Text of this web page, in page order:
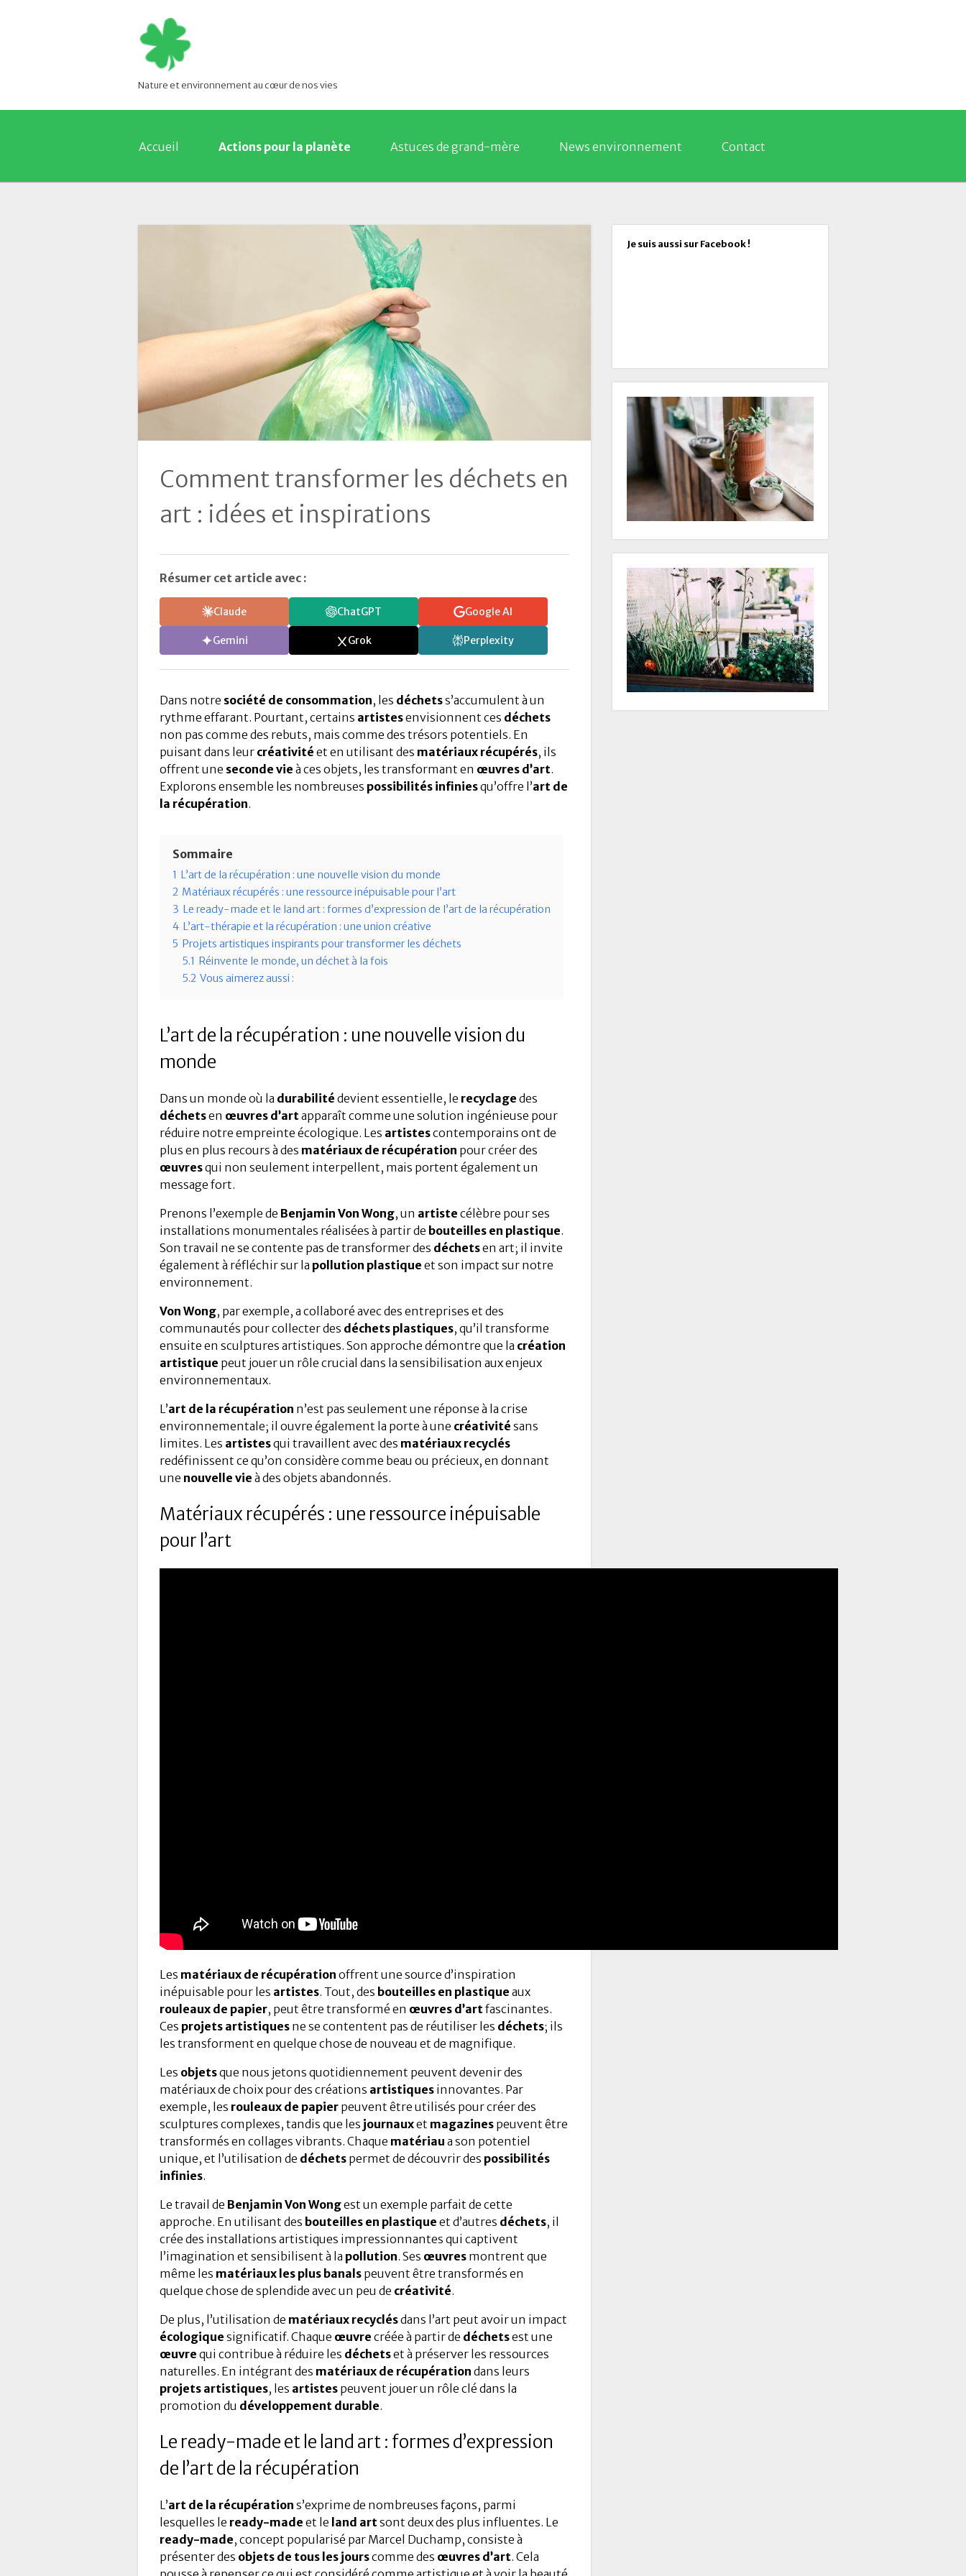
Nature et environnement au cœur de nos vies
Accueil Actions pour la planète Astuces de grand-mère News environnement Contact
Comment transformer les déchets en
art : idées et inspirations
Résumer cet article avec :
Claude ChatGPT Google AI
Gemini Grok Perplexity
Dans notre société de consommation, les déchetss’accumulent à un
rythme effarant. Pourtant, certains artistesenvisionnent ces déchets
non pas comme des rebuts, mais comme des trésors potentiels. En
puisant dans leur créativité et en utilisant des matériaux récupérés, ils
offrent une seconde vie à ces objets, les transformant en œuvres d’art.
Explorons ensemble les nombreuses possibilités infiniesqu’offre l’art de
la récupération.
Sommaire
1 L’art de la récupération : une nouvelle vision du monde
2 Matériaux récupérés : une ressource inépuisable pour l’art
3 Le ready-made et le land art : formes d’expression de l’art de la récupération
4 L’art-thérapie et la récupération : une union créative
5 Projets artistiques inspirants pour transformer les déchets
5.1 Réinvente le monde, un déchet à la fois
5.2 Vous aimerez aussi :
L’art de la récupération : une nouvelle vision du
monde
Dans un monde où la durabilité devient essentielle, le recyclage des
déchetsen œuvres d’artapparaît comme une solution ingénieuse pour
réduire notre empreinte écologique. Les artistescontemporains ont de
plus en plus recours à des matériaux de récupération pour créer des
œuvresqui non seulement interpellent, mais portent également un
message fort.
Prenons l’exemple de Benjamin Von Wong, un artiste célèbre pour ses
installations monumentales réalisées à partir de bouteilles en plastique.
Son travail ne se contente pas de transformer des déchetsen art; il invite
également à réfléchir sur la pollution plastique et son impact sur notre
environnement.
Von Wong, par exemple, a collaboré avec des entreprises et des
communautés pour collecter des déchets plastiques, qu’il transforme
ensuite en sculptures artistiques. Son approche démontre que la création
artistique peut jouer un rôle crucial dans la sensibilisation aux enjeux
environnementaux.
L’art de la récupération n’est pas seulement une réponse à la crise
environnementale; il ouvre également la porte à une créativité sans
limites. Les artistesqui travaillent avec des matériaux recyclés
redéfinissent ce qu’on considère comme beau ou précieux, en donnant
une nouvelle vie à des objets abandonnés.
Matériaux récupérés : une ressource inépuisable
pour l’art
Les matériaux de récupération offrent une source d’inspiration
inépuisable pour les artistes. Tout, des bouteilles en plastique aux
rouleaux de papier, peut être transformé en œuvres d’artfascinantes.
Ces projets artistiques ne se contentent pas de réutiliser les déchets; ils
les transforment en quelque chose de nouveau et de magnifique.
Les objetsque nous jetons quotidiennement peuvent devenir des
matériaux de choix pour des créations artistiques innovantes. Par
exemple, les rouleaux de papier peuvent être utilisés pour créer des
sculptures complexes, tandis que les journauxet magazines peuvent être
transformés en collages vibrants. Chaque matériau a son potentiel
unique, et l’utilisation de déchets permet de découvrir des possibilités
infinies.
Le travail de Benjamin Von Wongest un exemple parfait de cette
approche. En utilisant des bouteilles en plastique et d’autres déchets, il
crée des installations artistiques impressionnantes qui captivent
l’imagination et sensibilisent à la pollution. Ses œuvres montrent que
même les matériaux les plus banals peuvent être transformés en
quelque chose de splendide avec un peu de créativité.
De plus, l’utilisation de matériaux recyclésdans l’art peut avoir un impact
écologique significatif. Chaque œuvre créée à partir de déchetsest une
œuvre qui contribue à réduire les déchetset à préserver les ressources
naturelles. En intégrant des matériaux de récupération dans leurs
projets artistiques, les artistes peuvent jouer un rôle clé dans la
promotion du développement durable.
Le ready-made et le land art : formes d’expression
de l’art de la récupération
L’art de la récupération s’exprime de nombreuses façons, parmi
lesquelles le ready-made et le land artsont deux des plus influentes. Le
ready-made, concept popularisé par Marcel Duchamp, consiste à
présenter des objets de tous les jourscomme des œuvres d’art. Cela
Je suis aussi sur Facebook !